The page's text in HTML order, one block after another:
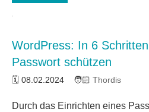
WordPress: In 6
Passwort schützen
08.02.2024 Thordis
2
Durch das Einrichten eines